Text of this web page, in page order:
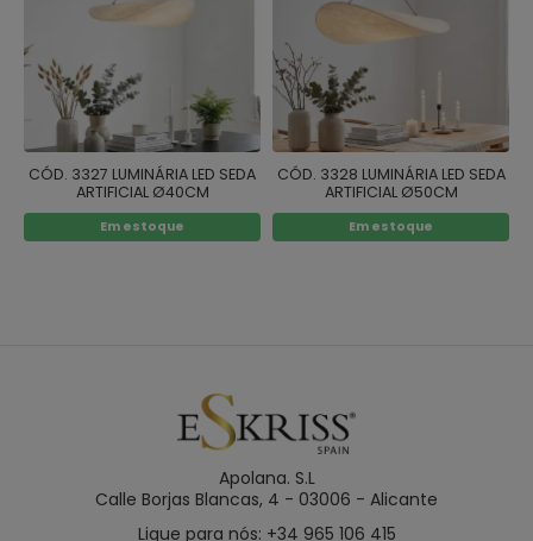
CÓD. 3327 LUMINÁRIA LED SEDA
ARTIFICIAL Ø40CM
Em estoque
CÓD. 3328 LUMINÁRIA LED SEDA
ARTIFICIAL Ø50CM
Em estoque
Apolana. S.L
Calle Borjas Blancas, 4 - 03006 - Alicante
Ligue para nós: +34 965 106 415